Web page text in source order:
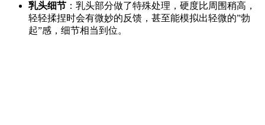
乳头细节 ：乳头部分做了特殊处理，硬度比周围稍高，
轻轻揉捏时会有微妙的反馈，甚至能模拟出轻微的”勃
起”感，细节相当到位。